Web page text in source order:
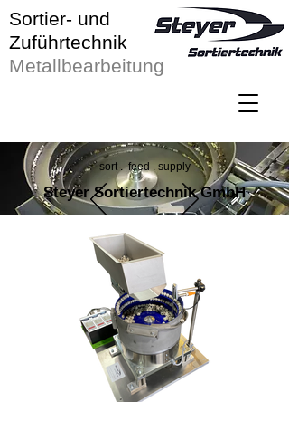
Sortier- und
Zuführtechnik
Metallbearbeitung
sort . feed . supply
Steyer Sortiertechnik GmbH